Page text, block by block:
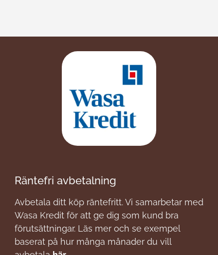
Räntefri avbetalning
Avbetala ditt köp räntefritt. Vi samarbetar med
Wasa Kredit för att ge dig som kund bra
förutsättningar. Läs mer och se exempel
baserat på hur många månader du vill